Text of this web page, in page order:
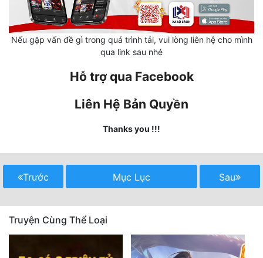
Mưu Mô
Mạt Thế
Phản Phái
Nếu gặp vấn đề gì trong quá trình tải, vui lòng liên hệ cho mình
qua link sau nhé
Hỗ trợ qua Facebook
Liên Hệ Bản Quyền
Thanks you !!!
Trước Mục Lục Sau
Truyện Cùng Thể Loại